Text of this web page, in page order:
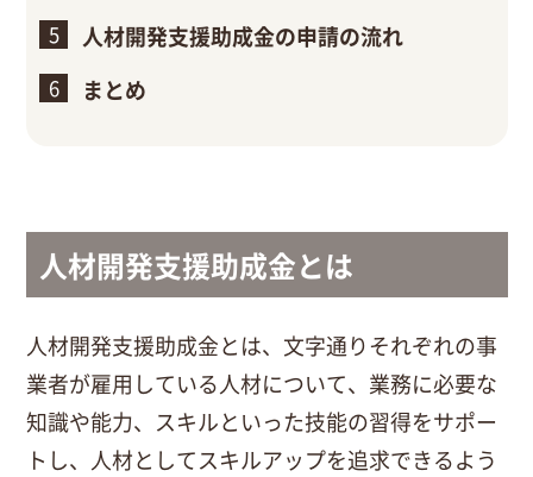
人材開発支援助成金の申請の流れ
まとめ
人材開発支援助成金とは
人材開発支援助成金とは、文字通りそれぞれの事
業者が雇用している人材について、業務に必要な
知識や能力、スキルといった技能の習得をサポー
トし、人材としてスキルアップを追求できるよう